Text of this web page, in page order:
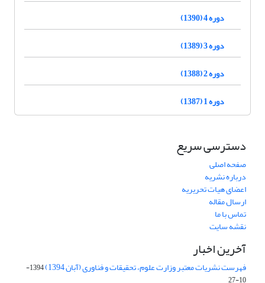
دوره 4 (1390)
دوره 3 (1389)
دوره 2 (1388)
دوره 1 (1387)
دسترسی سریع
صفحه اصلی
درباره نشریه
اعضای هیات تحریریه
ارسال مقاله
تماس با ما
نقشه سایت
آخرین اخبار
فهرست نشریات معتبر وزارت علوم، تحقیقات و فناوری (آبان 1394)
1394-
10-27